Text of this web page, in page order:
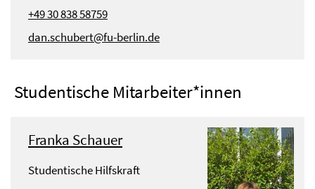
+49 30 838 58759
dan.schubert@fu-berlin.de
Studentische Mitarbeiter*innen
Franka Schauer
Studentische Hilfskraft